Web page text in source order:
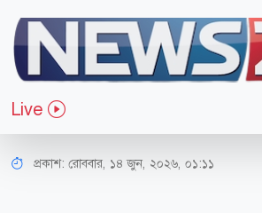
Live
ধর্ম-জীবন
মেক্সিকো বিশ্বকাপে
সভ্যতার প্রদর্শনী
প্রকাশ: রোববার, ১৪ জুন, ২০২৬, ০১:১১